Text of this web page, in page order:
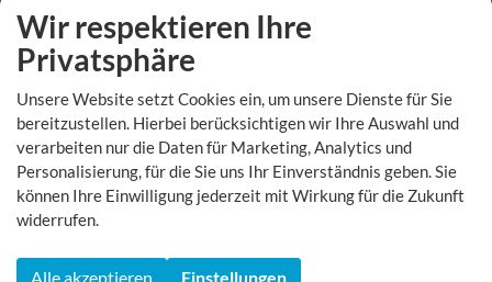
Ihre Anfahrt
UNSER FAHRZEUGE
Aktuelles Fahrzeugangebot
Fahrzeugsuche
SERVICELEISTUNGEN
HU/AU Hauptuntersuchung
Reifenservice
Karosseriebau
Wir respektieren Ihre
Privatsphäre
Unsere Website setzt Cookies ein, um unsere Dienste für Sie
bereitzustellen. Hierbei berücksichtigen wir Ihre Auswahl und
verarbeiten nur die Daten für Marketing, Analytics und
Personalisierung, für die Sie uns Ihr Einverständnis geben. Sie
können Ihre Einwilligung jederzeit mit Wirkung für die Zukunft
widerrufen.
Alle akzeptieren Einstellungen